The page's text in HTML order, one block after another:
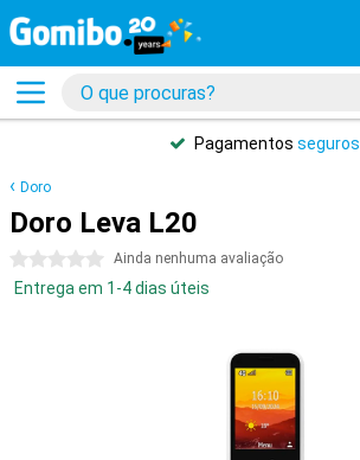
Pagamentos seguros
Doro
Doro Leva L20
0 estrelas Ainda nenhuma avaliação
Entrega em 1-4 dias úteis